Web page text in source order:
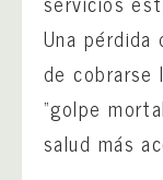
Una
de cobrarse
“golpe
salud más